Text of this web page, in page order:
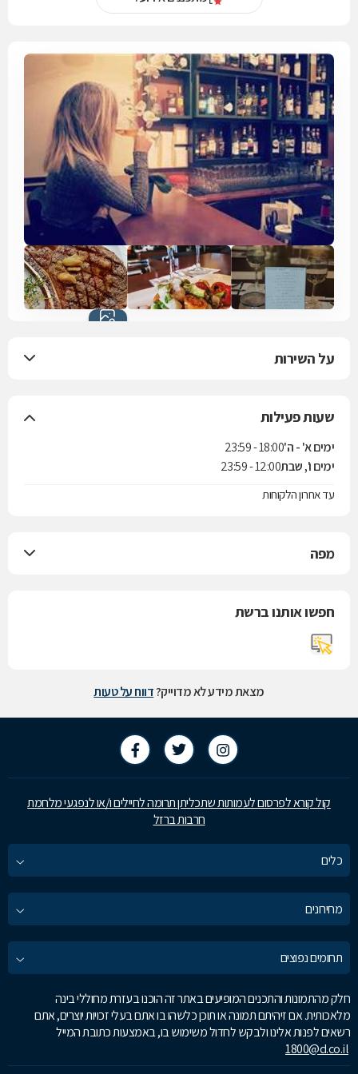
על השירות
שעות פעילות
ימים א' - ה'18:00 - 23:59
ימים ו', שבת12:00 - 23:59
עד אחרון הלקוחות
מפה
חפשו אותנו ברשת
מצאת מידע לא מדוייק?דווח על טעות
קול קורא לפרסום לעמותות שתכליתן תרומה לחיילים ו/או לנפגעי מלחמת
חרבות ברזל
כלים
מחירונים
תחומים נפוצים
חלק מהתמונות והתכנים המופיעים באתר זה הוכנו בעזרת מחוללי בינה
מלאכותית. אם זיהיתם תמונה או תוכן כלשהו בו אתם בעלי זכויות יוצרים, אתם
רשאים לפנות אלינו ולבקש לחדול משימוש בו, באמצעות כתובת המייל
1800@d.co.il